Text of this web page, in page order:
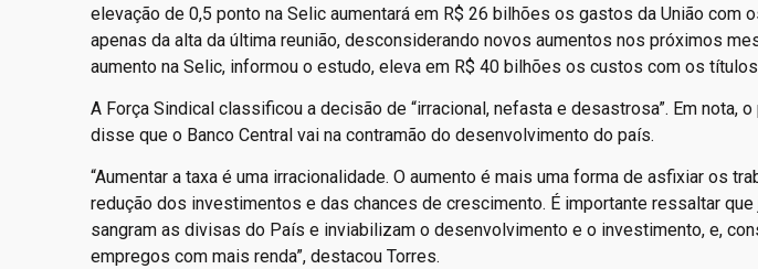
elevação de 0,5 ponto na Selic aumentará em R$ 26 bilhões os gastos da União com
apenas da alta da última reunião, desconsiderando novos aumentos nos próximos
aumento na Selic, informou o estudo, eleva em R$ 40 bilhões os custos com os
A Força Sindical classificou a decisão de “irracional, nefasta e desastrosa”. Em nota,
disse que o Banco Central vai na contramão do desenvolvimento do país.
“Aumentar a taxa é uma irracionalidade. O aumento é mais uma forma de asfixiar os
redução dos investimentos e das chances de crescimento. É importante ressaltar
sangram as divisas do País e inviabilizam o desenvolvimento e o investimento, e,
empregos com mais renda”, destacou Torres.